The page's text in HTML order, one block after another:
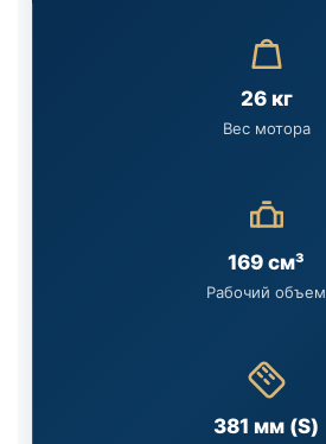
26 кг
Вес мотора
169 см³
Рабочий объем
381 мм (S)